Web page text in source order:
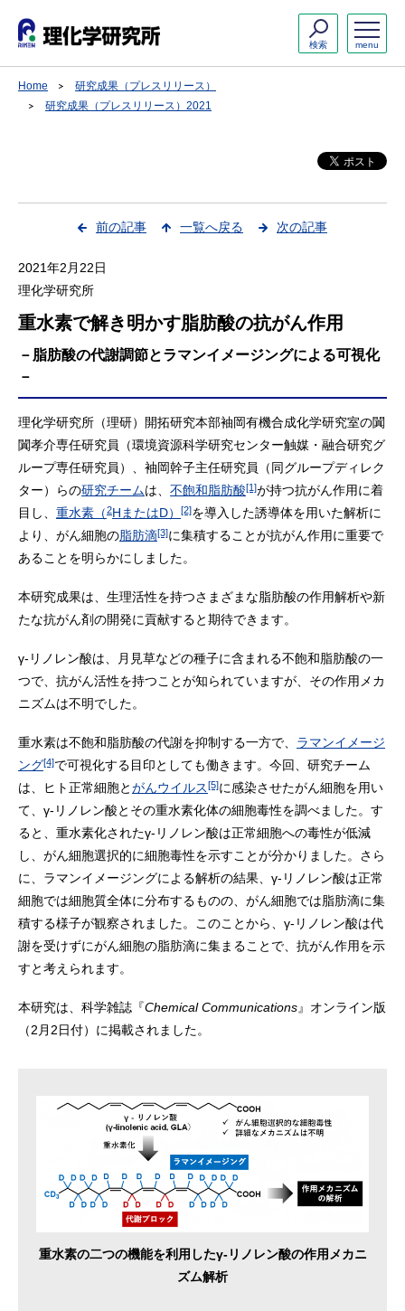
menu
検索
Home
研究成果（プレスリリース）
研究成果（プレスリリース）2021
前の記事 一覧へ戻る 次の記事
2021年2月22日
理化学研究所
重水素で解き明かす脂肪酸の抗がん作用
－脂肪酸の代謝調節とラマンイメージングによる可視化
－
理化学研究所（理研）開拓研究本部袖岡有機合成化学研究室の闐
闐孝介専任研究員（環境資源科学研究センター触媒・融合研究グ
ループ専任研究員）、袖岡幹子主任研究員（同グループディレク
ター）らの研究チームは、 不飽和脂肪酸[1]が持つ抗がん作用に着
目し、 重水素（2HまたはD） [2]を導入した誘導体を用いた解析に
より、がん細胞の脂肪滴[3]に集積することが抗がん作用に重要で
あることを明らかにしました。
本研究成果は、生理活性を持つさまざまな脂肪酸の作用解析や新
たな抗がん剤の開発に貢献すると期待できます。
γ-リノレン酸は、月見草などの種子に含まれる不飽和脂肪酸の一
つで、抗がん活性を持つことが知られていますが、その作用メカ
ニズムは不明でした。
重水素は不飽和脂肪酸の代謝を抑制する一方で、 ラマンイメージ
ング[4]で可視化する目印としても働きます。今回、研究チーム
は、ヒト正常細胞とがんウイルス[5]に感染させたがん細胞を用い
て、γ-リノレン酸とその重水素化体の細胞毒性を調べました。す
ると、重水素化されたγ-リノレン酸は正常細胞への毒性が低減
し、がん細胞選択的に細胞毒性を示すことが分かりました。さら
に、ラマンイメージングによる解析の結果、γ-リノレン酸は正常
細胞では細胞質全体に分布するものの、がん細胞では脂肪滴に集
積する様子が観察されました。このことから、γ-リノレン酸は代
謝を受けずにがん細胞の脂肪滴に集まることで、抗がん作用を示
すと考えられます。
本研究は、科学雑誌『Chemical Communications』オンライン版
（2月2日付）に掲載されました。
重水素の二つの機能を利用したγ-リノレン酸の作用メカニ
ズム解析